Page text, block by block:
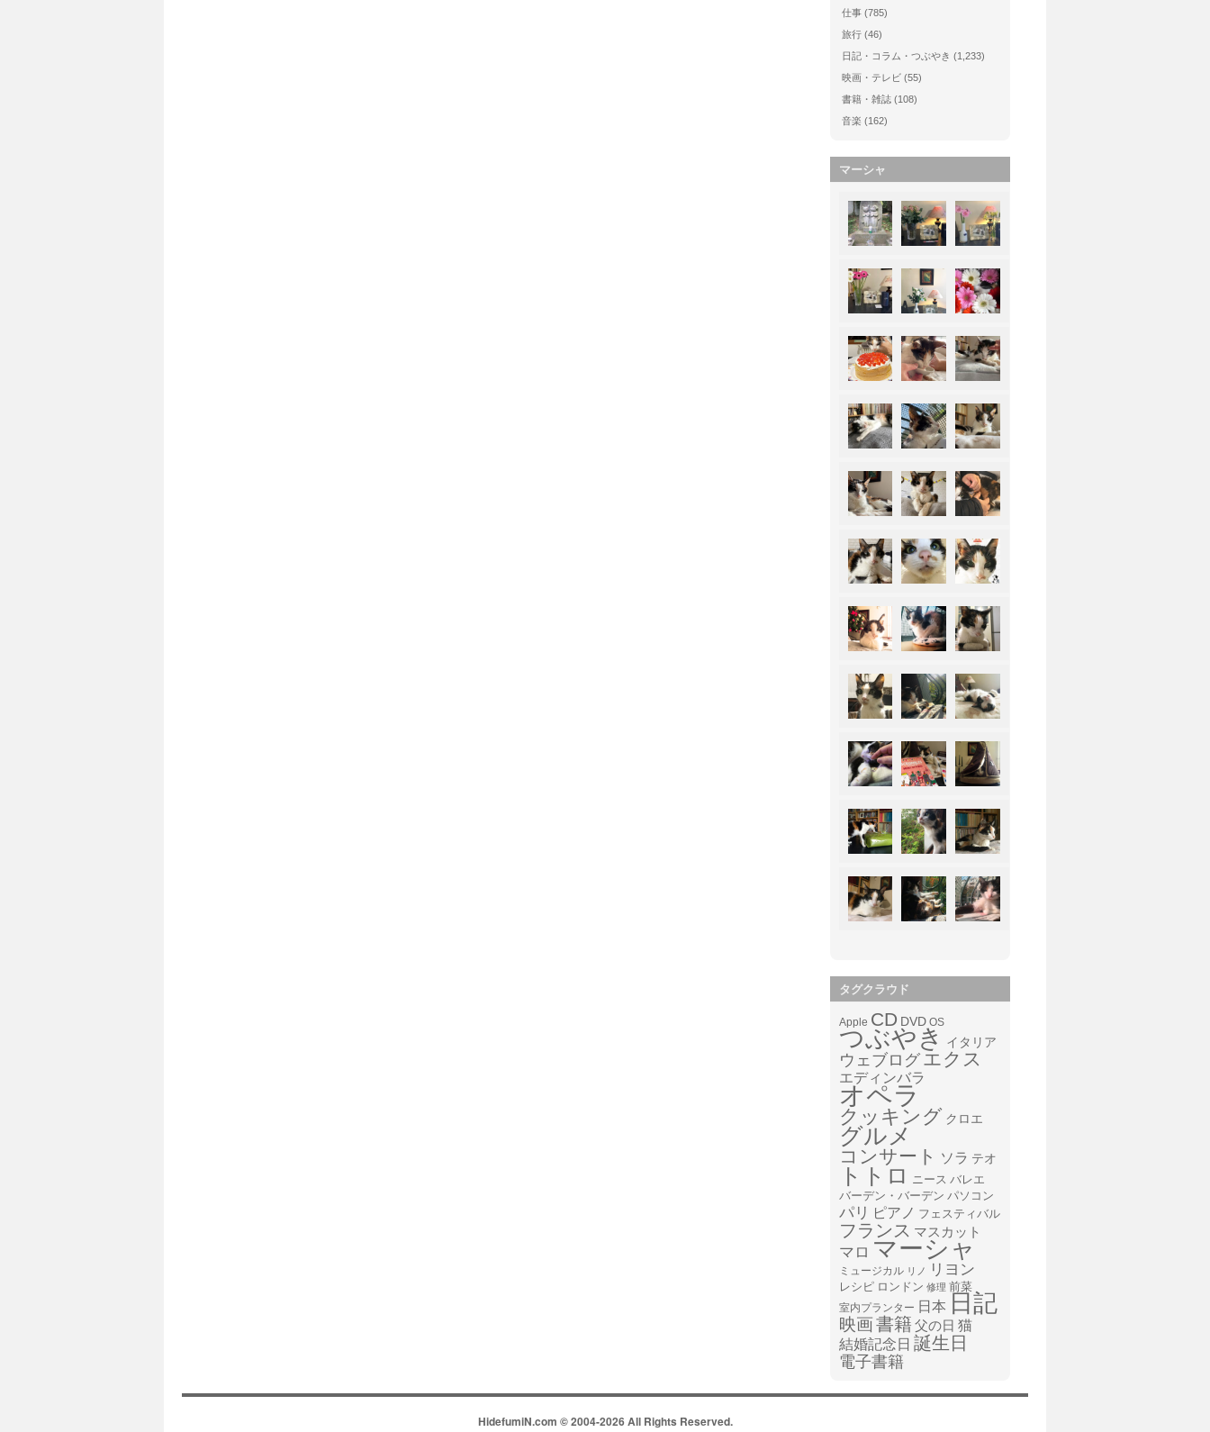
仕事 (785)
旅行 (46)
日記・コラム・つぶやき (1,233)
映画・テレビ (55)
書籍・雑誌 (108)
音楽 (162)
マーシャ
タグクラウド
Apple CD DVD OS
つぶやき イタリア
ウェブログ エクス
エディンバラ
オペラ
クッキング クロエ
グルメ
コンサート ソラ テオ
トトロ ニース バレエ
バーデン・バーデン パソコン
パリ ピアノ フェスティバル
フランス マスカット
マロ マーシャ
ミュージカル リノ リヨン
レシピ ロンドン 修理 前菜
室内プランター 日本 日記
映画書籍 父の日 猫
結婚記念日 誕生日
電子書籍
HidefumiN.com © 2004-2026 All Rights Reserved.